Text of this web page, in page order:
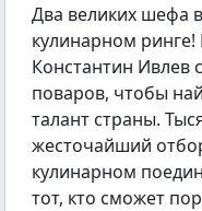
Два великих шефа
кулинарном ринге!
Константин Ивлев
поваров, чтобы
талант страны.
жесточайший
кулинарном
тот, кто сможет